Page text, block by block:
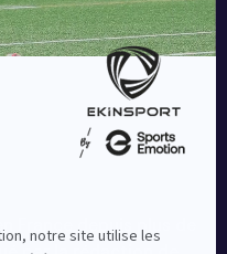
France depuis plus de